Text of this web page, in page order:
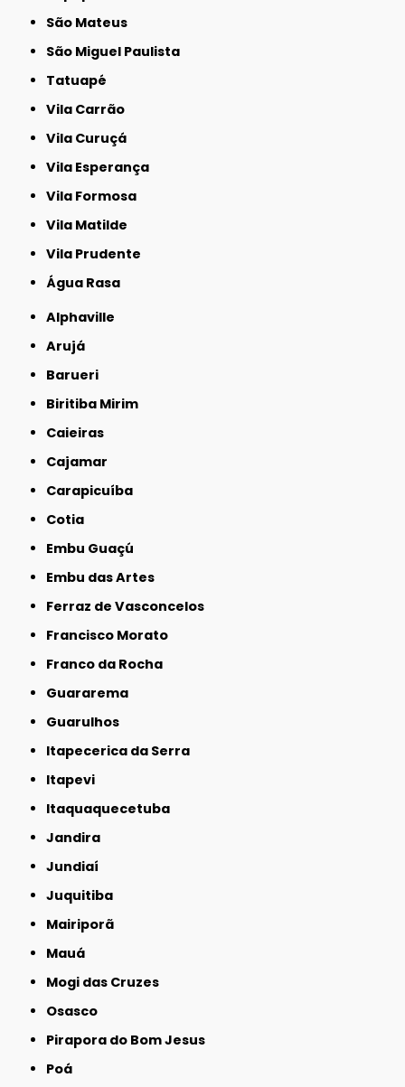
São Mateus
São Miguel Paulista
Tatuapé
Vila Carrão
Vila Curuçá
Vila Esperança
Vila Formosa
Vila Matilde
Vila Prudente
Água Rasa
Alphaville
Arujá
Barueri
Biritiba Mirim
Caieiras
Cajamar
Carapicuíba
Cotia
Embu Guaçú
Embu das Artes
Ferraz de Vasconcelos
Francisco Morato
Franco da Rocha
Guararema
Guarulhos
Itapecerica da Serra
Itapevi
Itaquaquecetuba
Jandira
Jundiaí
Juquitiba
Mairiporã
Mauá
Mogi das Cruzes
Osasco
Pirapora do Bom Jesus
Poá